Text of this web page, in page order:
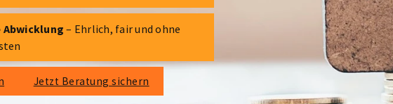
– Ehrlich, fair und ohne
Jetzt Beratung sichern